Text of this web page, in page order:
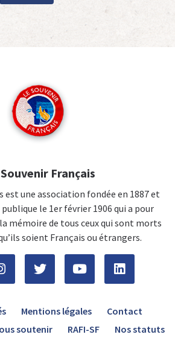
Français
est une association fondée en 1887 et
le 1er février 1906 qui a pour
mémoire de tous ceux qui sont morts
soient Français ou étrangers.
Mentions légales
Contact
soutenir RAFI-SF Nos statuts